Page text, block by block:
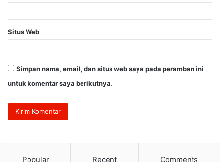
Situs Web
Simpan nama, email, dan situs web saya pada peramban ini
untuk komentar saya berikutnya.
Popular Recent Comments